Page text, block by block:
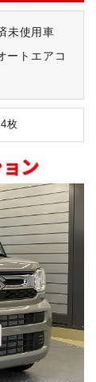
未使用車
ートエアコ
枚